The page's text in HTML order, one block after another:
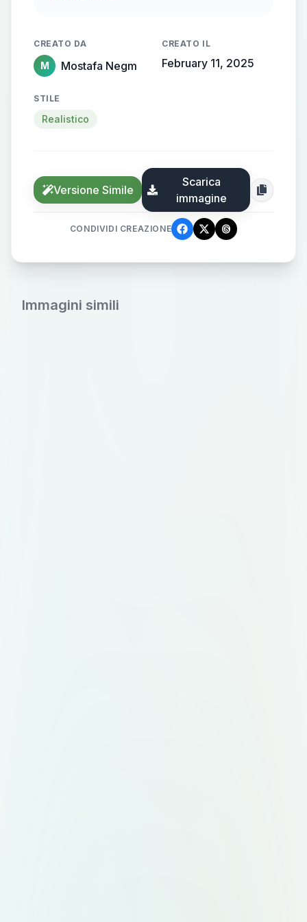
protruding from the background,
creating a sense of motion and
CREATO DA
M Mostafa Negm
CREATO IL
February 11, 2025
STILE
Realistico
Versione Simile
Scarica
immagine
CONDIVIDI CREAZIONE
Immagini simili